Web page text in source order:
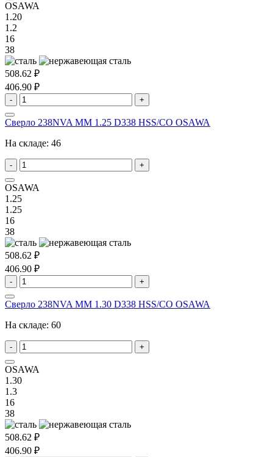
OSAWA
1.20
1.2
16
38
508.62 ₽
406.90 ₽
- +
Сверло 238NVA MM 1.25 D338 HSS/CO OSAWA
На складе: 46
- +
OSAWA
1.25
1.25
16
38
508.62 ₽
406.90 ₽
- +
Сверло 238NVA MM 1.30 D338 HSS/CO OSAWA
На складе: 60
- +
OSAWA
1.30
1.3
16
38
508.62 ₽
406.90 ₽